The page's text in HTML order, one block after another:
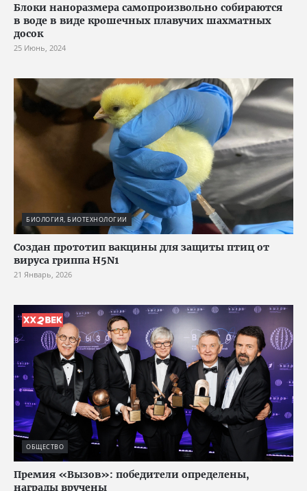
Блоки наноразмера самопроизвольно собираются
в воде в виде крошечных плавучих шахматных
досок
25 Июнь, 2024
БИОЛОГИЯ, БИОТЕХНОЛОГИИ
Создан прототип вакцины для защиты птиц от
вируса гриппа H5N1
21 Январь, 2026
ОБЩЕСТВО
Премия «Вызов»: победители определены,
награды вручены